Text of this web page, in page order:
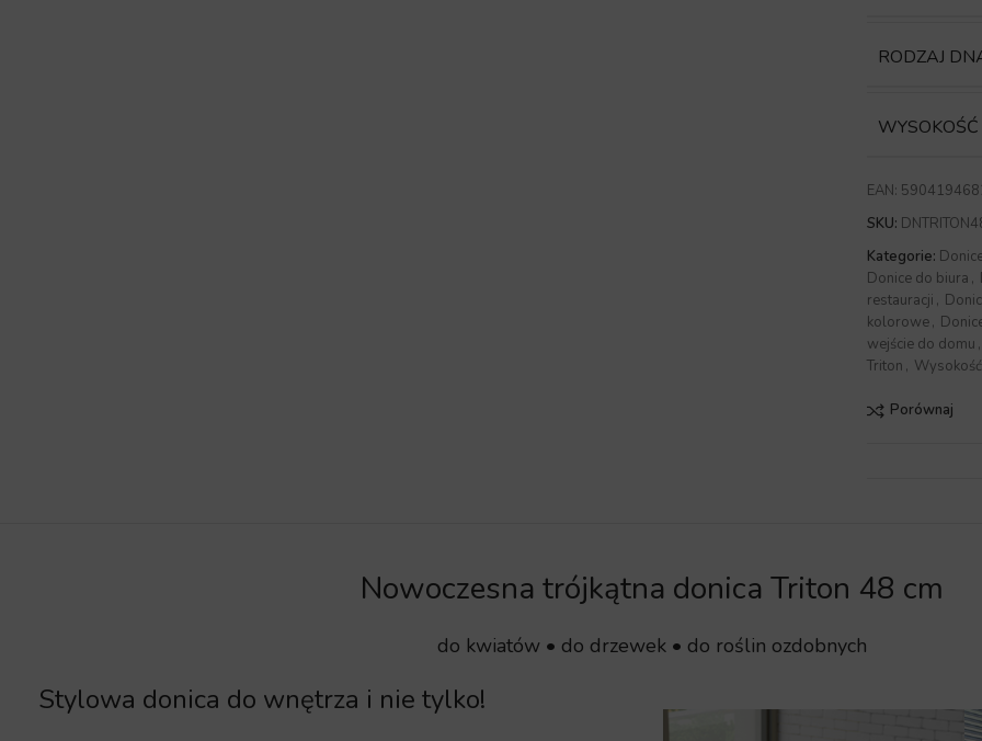
RODZAJ
WYSOKOŚĆ
EAN:
SKU:
Kategorie:
Donice do biura ,
restauracji ,
kolorowe,
wejście do domu ,
Triton ,
Porównaj
Nowoczesna trójkątna donica Triton 48 cm
do kwiatów • do drzewek • do roślin ozdobnych
Stylowa donica do wnętrza i nie tylko!